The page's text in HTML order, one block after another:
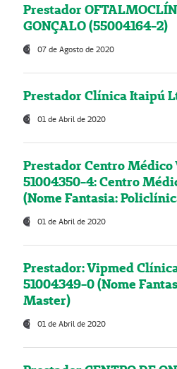
Prestador
GONÇALO (55004164-2)
07 de Agosto de 2020
Prestador Clínica Itaipú
01 de Abril de 2020
Prestador Centro
51004350-4: Centro
(Nome Fantasia:
01 de Abril de 2020
Prestador: Vipmed
51004349-0 (Nome
Master)
01 de Abril de 2020